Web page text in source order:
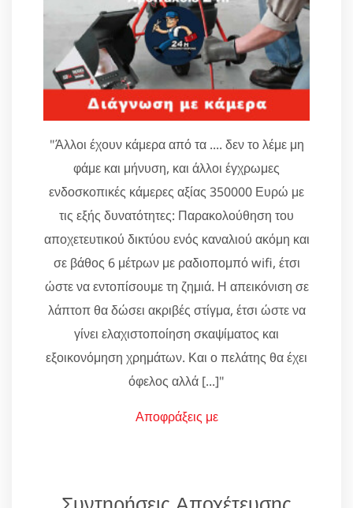
"Άλλοι έχουν κάμερα από τα .... δεν το λέμε μη
φάμε και μήνυση, και άλλοι έγχρωμες
ενδοσκοπικές κάμερες αξίας 350000 Ευρώ με
τις εξής δυνατότητες: Παρακολούθηση του
αποχετευτικού δικτύου ενός καναλιού ακόμη και
σε βάθος 6 μέτρων με ραδιοπομπό wifi, έτσι
ώστε να εντοπίσουμε τη ζημιά. Η απεικόνιση σε
λάπτοπ θα δώσει ακριβές στίγμα, έτσι ώστε να
γίνει ελαχιστοποίηση σκαψίματος και
εξοικονόμηση χρημάτων. Και ο πελάτης θα έχει
όφελος αλλά [...]"
Αποφράξεις με